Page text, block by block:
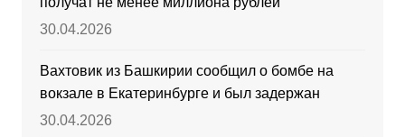
30.04.2026
Вахтовик из Башкирии сообщил о бомбе на
вокзале в Екатеринбурге и был задержан
30.04.2026